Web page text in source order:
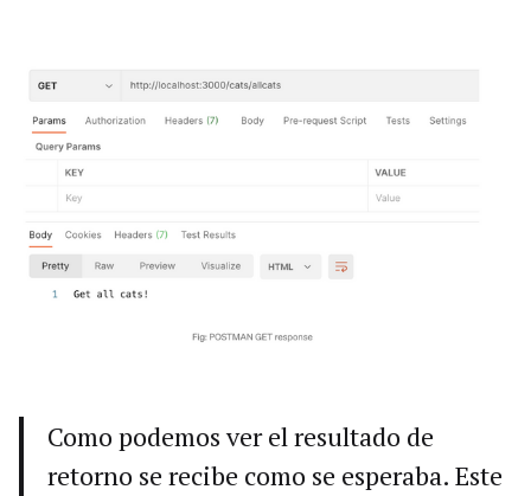
Como podemos ver el resultado de
retorno se recibe como se esperaba. Este